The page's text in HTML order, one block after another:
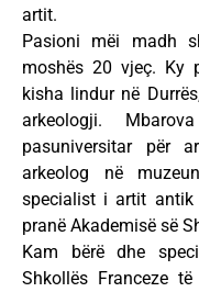
artit.
Pasioni mëi madh
moshës 20 vjeç. Ky
kisha lindur në
arkeologji.
pasuniversitar për
arkeolog në
specialist i artit antik
pranë Akademisë së
Kam bërë dhe
Shkollës Franceze